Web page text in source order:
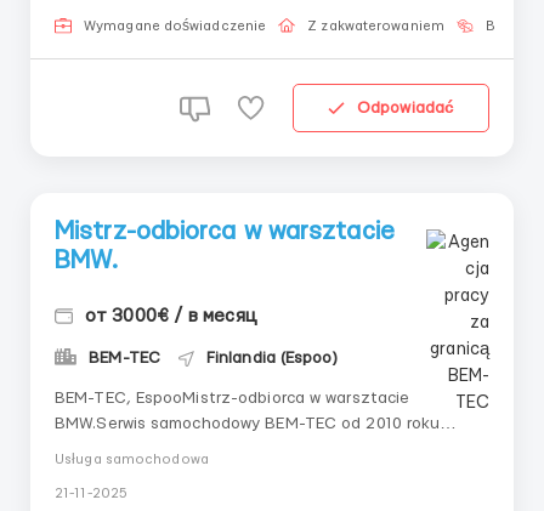
nadgodziny - W ZA...
Wymagane doświadczenie Z zakwaterowaniem Bez
Odpowiadać
Mistrz-odbiorca w warsztacie
BMW.
от 3000€ / в месяц
BEM-TEC Finlandia (Espoo)
BEM-TEC, EspooMistrz-odbiorca w warsztacie
BMW.Serwis samochodowy BEM-TEC od 2010 roku
specjalizuje się w naprawie i serwisie samochodów
którzy kochają to, co robią i chcą się rozwijać
Usługa samochodowa
21-11-2025